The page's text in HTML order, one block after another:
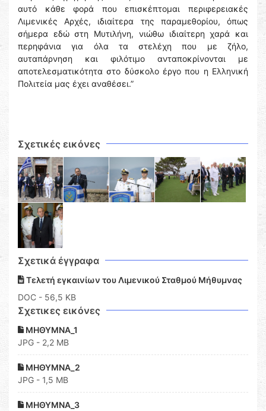
αυτό κάθε φορά που επισκέπτομαι περιφερειακές
Λιμενικές Αρχές, ιδιαίτερα της παραμεθορίου, όπως
σήμερα εδώ στη Μυτιλήνη, νιώθω ιδιαίτερη χαρά και
περηφάνια για όλα τα στελέχη που με ζήλο,
αυταπάρνηση και φιλότιμο ανταποκρίνονται με
αποτελεσματικότητα στο δύσκολο έργο που η Ελληνική
Πολιτεία μας έχει αναθέσει.”
Σχετικές εικόνες
Σχετικά έγγραφα
Τελετή εγκαινίων του Λιμενικού Σταθμού Μήθυμνας
DOC - 56,5 KB
Σχετικες εικόνες
ΜΗΘΥΜΝΑ_1
JPG - 2,2 MB
ΜΗΘΥΜΝΑ_2
JPG - 1,5 MB
ΜΗΘΥΜΝΑ_3